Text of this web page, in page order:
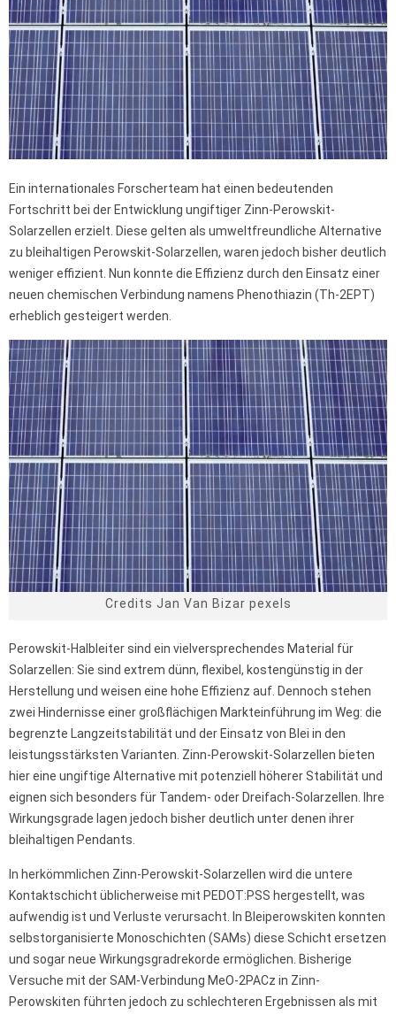
Ein internationales Forscherteam hat einen bedeutenden
Fortschritt bei der Entwicklung ungiftiger Zinn-Perowskit-
Solarzellen erzielt. Diese gelten als umweltfreundliche Alternative
zu bleihaltigen Perowskit-Solarzellen, waren jedoch bisher deutlich
weniger effizient. Nun konnte die Effizienz durch den Einsatz einer
neuen chemischen Verbindung namens Phenothiazin (Th-2EPT)
erheblich gesteigert werden.
Credits Jan Van Bizar pexels
Perowskit-Halbleiter sind ein vielversprechendes Material für
Solarzellen: Sie sind extrem dünn, flexibel, kostengünstig in der
Herstellung und weisen eine hohe Effizienz auf. Dennoch stehen
zwei Hindernisse einer großflächigen Markteinführung im Weg: die
begrenzte Langzeitstabilität und der Einsatz von Blei in den
leistungsstärksten Varianten. Zinn-Perowskit-Solarzellen bieten
hier eine ungiftige Alternative mit potenziell höherer Stabilität und
eignen sich besonders für Tandem- oder Dreifach-Solarzellen. Ihre
Wirkungsgrade lagen jedoch bisher deutlich unter denen ihrer
bleihaltigen Pendants.
In herkömmlichen Zinn-Perowskit-Solarzellen wird die untere
Kontaktschicht üblicherweise mit PEDOT:PSS hergestellt, was
aufwendig ist und Verluste verursacht. In Bleiperowskiten konnten
selbstorganisierte Monoschichten (SAMs) diese Schicht ersetzen
und sogar neue Wirkungsgradrekorde ermöglichen. Bisherige
Versuche mit der SAM-Verbindung MeO-2PACz in Zinn-
Perowskiten führten jedoch zu schlechteren Ergebnissen als mit